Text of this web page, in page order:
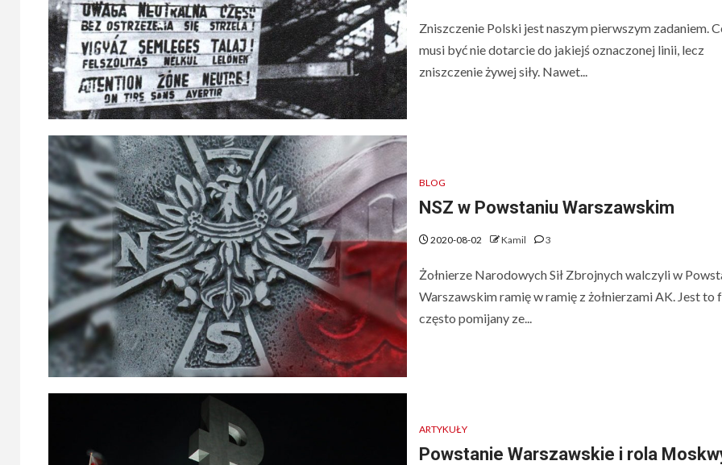
Zniszczenie Polski jest naszym pierwszym zadaniem.
musi być nie dotarcie do jakiejś oznaczonej linii, lecz
zniszczenie żywej siły. Nawet...
BLOG
NSZ w Powstaniu Warszawskim
2020-08-02 Kamil 3
Żołnierze Narodowych Sił Zbrojnych walczyli w
Warszawskim ramię w ramię z żołnierzami AK. Jest to
często pomijany ze...
ARTYKUŁY
Powstanie Warszawskie i rola